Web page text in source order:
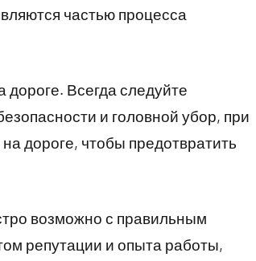
частью процесса
дороге. Всегда следуйте
и головной убор, при
дороге, чтобы предотвратить
возможно с правильным
репутации и опыта работы,